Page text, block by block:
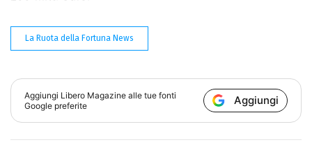
La Ruota della Fortuna News
Aggiungi Libero Magazine alle tue fonti
Google preferite
Aggiungi